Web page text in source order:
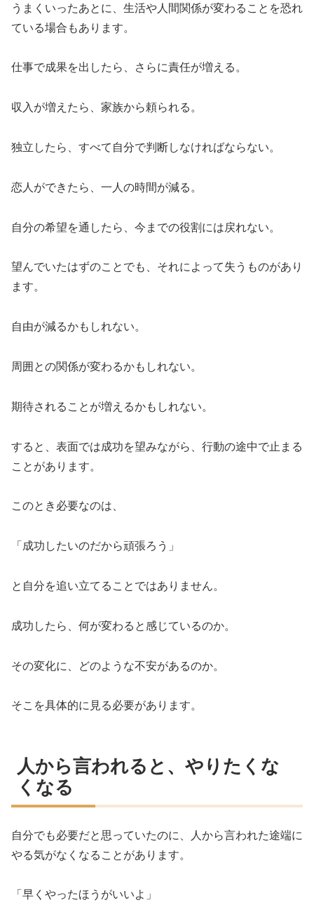
うまくいったあとに、生活や人間関係が変わることを恐れ
ている場合もあります。
仕事で成果を出したら、さらに責任が増える。
収入が増えたら、家族から頼られる。
独立したら、すべて自分で判断しなければならない。
恋人ができたら、一人の時間が減る。
自分の希望を通したら、今までの役割には戻れない。
望んでいたはずのことでも、それによって失うものがあり
ます。
自由が減るかもしれない。
周囲との関係が変わるかもしれない。
期待されることが増えるかもしれない。
すると、表面では成功を望みながら、行動の途中で止まる
ことがあります。
このとき必要なのは、
「成功したいのだから頑張ろう」
と自分を追い立てることではありません。
成功したら、何が変わると感じているのか。
その変化に、どのような不安があるのか。
そこを具体的に見る必要があります。
人から言われると、やりたくな
くなる
自分でも必要だと思っていたのに、人から言われた途端に
やる気がなくなることがあります。
「早くやったほうがいいよ」